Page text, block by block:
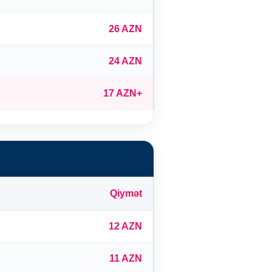
26 AZN
24 AZN
17 AZN+
Qiymət
12 AZN
11 AZN